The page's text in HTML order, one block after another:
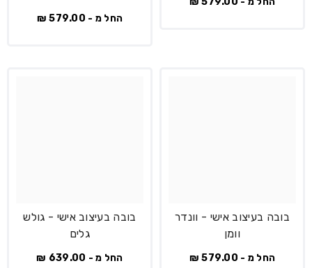
החל מ - 579.00 ₪
בובה בעיצוב אישי - וונדר
וומן
החל מ - 579.00 ₪
בובה בעיצוב אישי - גולש
גלים
החל מ - 639.00 ₪